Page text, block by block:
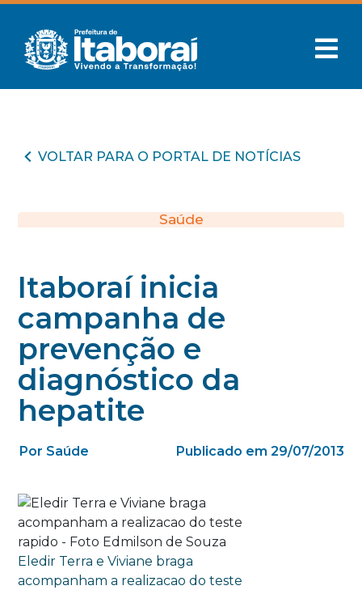
VOLTAR PARA O PORTAL DE NOTÍCIAS
Saúde
Itaboraí inicia
campanha de
prevenção e
diagnóstico da
hepatite
Por Saúde Publicado em 29/07/2013
Eledir Terra e Viviane braga
acompanham a realizacao do teste